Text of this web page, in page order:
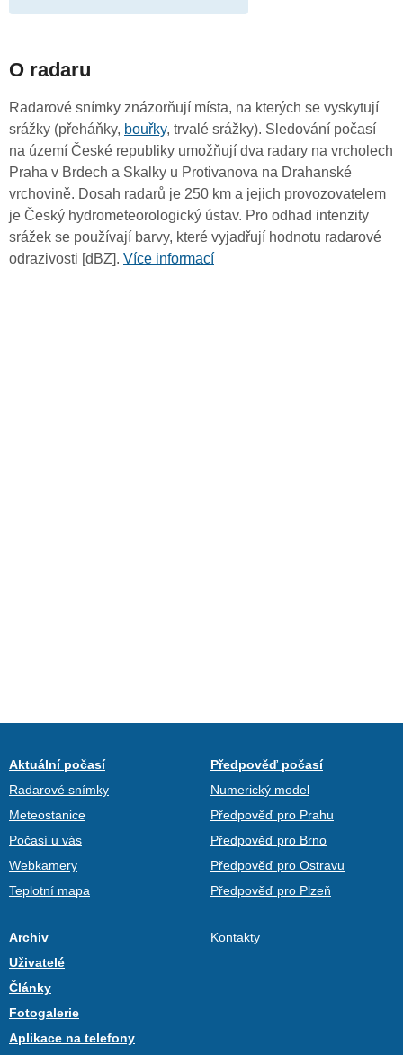
O radaru
Radarové snímky znázorňují místa, na kterých se vyskytují
srážky (přeháňky, bouřky, trvalé srážky). Sledování počasí
na území České republiky umožňují dva radary na vrcholech
Praha v Brdech a Skalky u Protivanova na Drahanské
vrchovině. Dosah radarů je 250 km a jejich provozovatelem
je Český hydrometeorologický ústav. Pro odhad intenzity
srážek se používají barvy, které vyjadřují hodnotu radarové
odrazivosti [dBZ]. Více informací
Aktuální počasí
Radarové snímky
Meteostanice
Počasí u vás
Webkamery
Teplotní mapa
Předpověď počasí
Numerický model
Předpověď pro Prahu
Předpověď pro Brno
Předpověď pro Ostravu
Předpověď pro Plzeň
Archiv
Uživatelé
Články
Fotogalerie
Aplikace na telefony
Kontakty